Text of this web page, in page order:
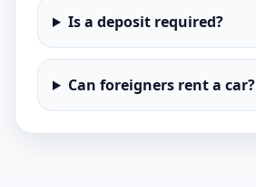
Is a deposit required?
Can foreigners rent a car?